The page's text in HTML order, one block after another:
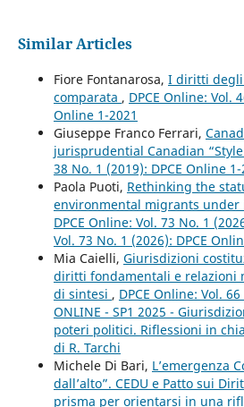
Similar Articles
Fiore Fontanarosa, I diritti
comparata , DPCE Online: Vol.
Online 1-2021
Giuseppe Franco Ferrari,
jurisprudential Canadian
38 No. 1 (2019): DPCE Online 1-
Paola Puoti, Rethinking the
environmental migrants
DPCE Online: Vol. 73 No. 1
Vol. 73 No. 1 (2026): DPCE
Mia Caielli, Giurisdizioni
diritti fondamentali e relazioni
di sintesi , DPCE Online: Vol. 66
ONLINE - SP1 2025 -
poteri politici. Riflessioni in
di R. Tarchi
Michele Di Bari, L’emergenza
dall’alto”. CEDU e Patto sui
prisma per orientarsi in una